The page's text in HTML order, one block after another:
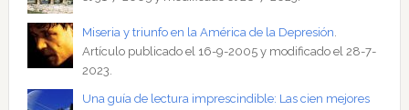
Miseria y triunfo en la América de la Depresión.
Artículo publicado el 16-9-2005 y modificado el 28-7-
2023.
Una guía de lectura imprescindible: Las cien mejores